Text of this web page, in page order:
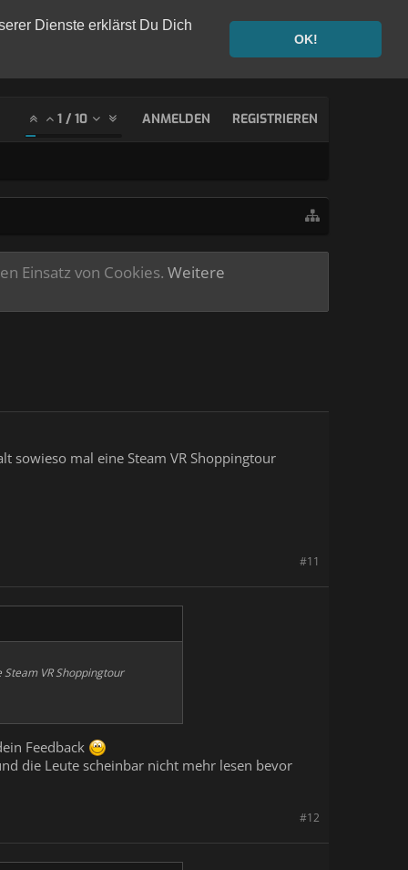
Dienste erklärst Du Dich
OK!
1 / 10 ANMELDEN REGISTRIEREN
Einsatz von Cookies. Weitere
sowieso mal eine Steam VR Shoppingtour
#11
VR Shoppingtour
Feedback
die Leute scheinbar nicht mehr lesen bevor
#12